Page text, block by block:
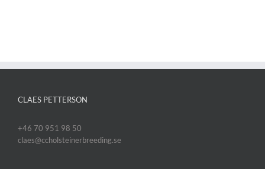
CLAES PETTERSON
+46 70 951 98 50
claes@ccholsteinerbreeding.se